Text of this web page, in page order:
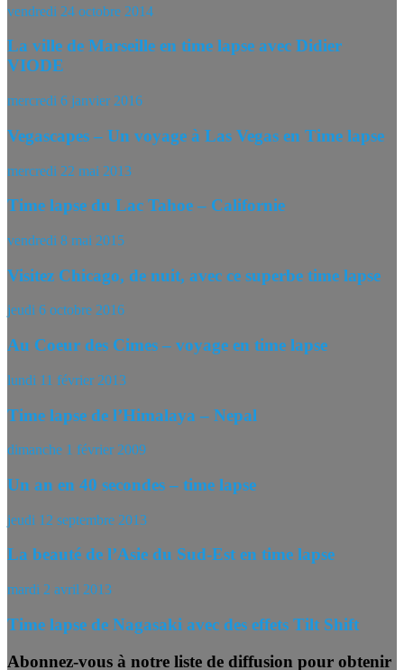
vendredi 24 octobre 2014
La ville de Marseille en time lapse avec Didier
VIODE
mercredi 6 janvier 2016
Vegascapes – Un voyage à Las Vegas en Time lapse
mercredi 22 mai 2013
Time lapse du Lac Tahoe – Californie
vendredi 8 mai 2015
Visitez Chicago, de nuit, avec ce superbe time lapse
jeudi 6 octobre 2016
Au Coeur des Cimes – voyage en time lapse
lundi 11 février 2013
Time lapse de l’Himalaya – Nepal
dimanche 1 février 2009
Un an en 40 secondes – time lapse
jeudi 12 septembre 2013
La beauté de l’Asie du Sud-Est en time lapse
mardi 2 avril 2013
Time lapse de Nagasaki avec des effets Tilt Shift
Abonnez-vous à notre liste de diffusion pour obtenir